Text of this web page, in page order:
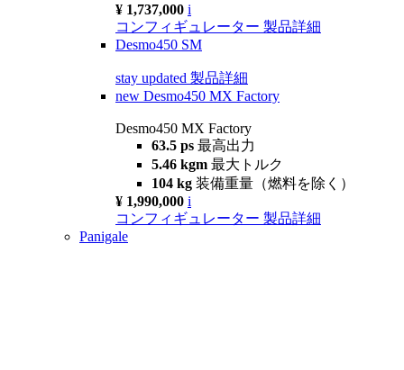
¥ 1,737,000 i
コンフィギュレーター 製品詳細
Desmo450 SM
stay updated 製品詳細
new Desmo450 MX Factory
Desmo450 MX Factory
63.5 ps 最高出力
5.46 kgm 最大トルク
104 kg 装備重量（燃料を除く）
¥ 1,990,000 i
コンフィギュレーター 製品詳細
Panigale